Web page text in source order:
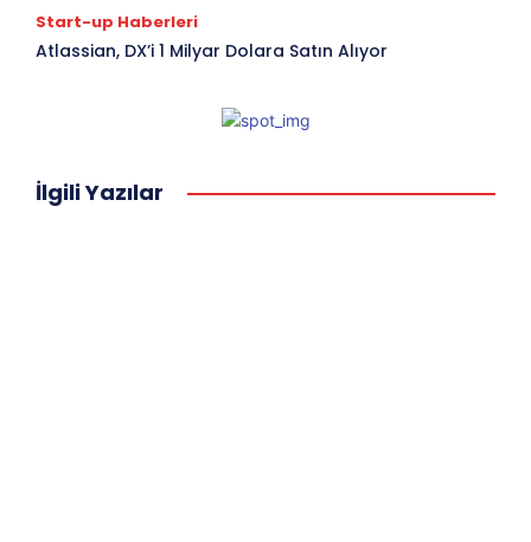
Start-up Haberleri
Atlassian, DX’i 1 Milyar Dolara Satın Alıyor
İlgili Yazılar